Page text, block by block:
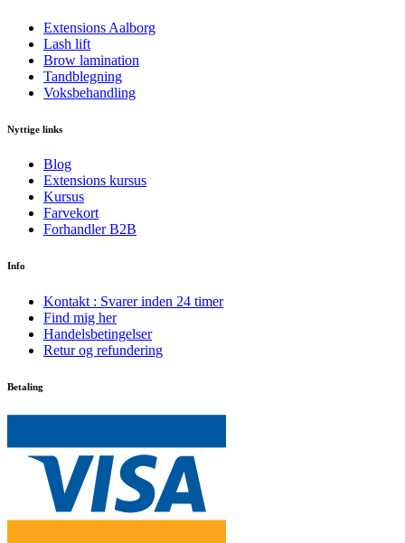
Extensions Aalborg
Lash lift
Brow lamination
Tandblegning
Voksbehandling
Nyttige links
Blog
Extensions kursus
Kursus
Farvekort
Forhandler B2B
Info
Kontakt : Svarer inden 24 timer
Find mig her
Handelsbetingelser
Retur og refundering
Betaling